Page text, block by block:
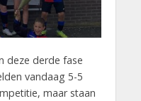
deze derde fase
vandaag 5-5
maar staan